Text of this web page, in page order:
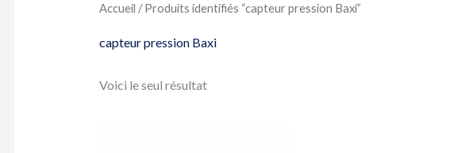
Accueil / Produits identifiés “capteur pression Baxi”
capteur pression Baxi
Voici le seul résultat